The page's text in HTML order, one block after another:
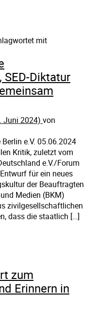
mit
Diktatur
Juni 2024) von
e.V. 05.06.2024
Kritik, zuletzt vom
e.V./Forum
für ein neues
der Beauftragten
Medien (BKM)
zivilgesellschaftlichen
dass die staatlich […]
zum
Erinnern in